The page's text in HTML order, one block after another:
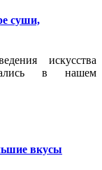
суши,
искусства
в нашем
вкусы